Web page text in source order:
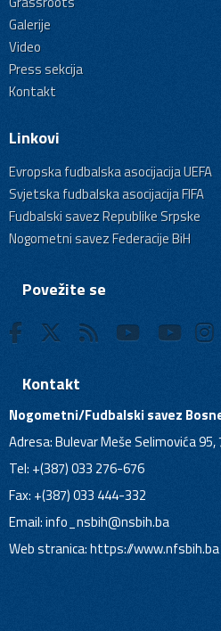
Galerije
Video
Press sekcija
Kontakt
Linkovi
Evropska fudbalska asocijacija UEFA
Svjetska fudbalska asocijacija FIFA
Fudbalski savez Republike Srpske
Nogometni savez Federacije BiH
Povežite se
Kontakt
Nogometni/Fudbalski savez
Adresa: Bulevar Meše Selimovića 95,
Tel: +(387) 033 276-676
Fax: +(387) 033 444-332
Email:info_nsbih@nsbih.ba
Web stranica: https://www.nfsbih.ba